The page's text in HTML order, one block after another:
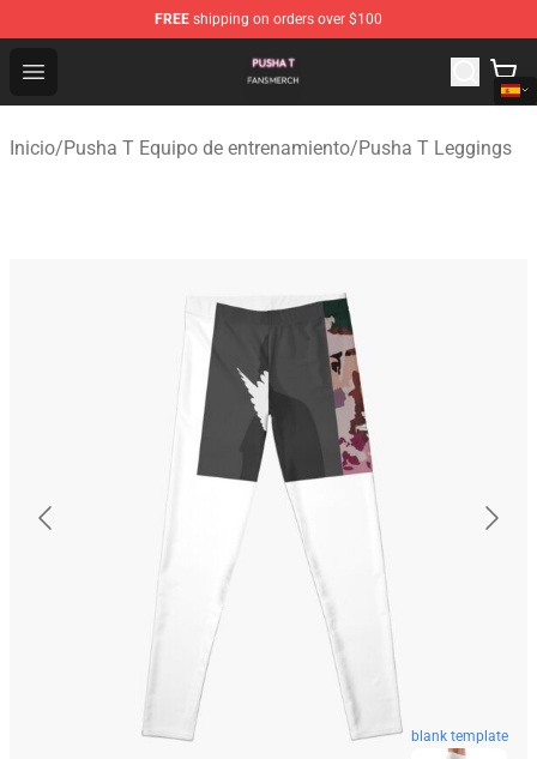
FREE shipping on orders over $100
Open menu
Pusha T Shop - Official Pusha T Merchandise Store
Inicio/Pusha T Equipo de entrenamiento/Pusha T Leggings
blank template